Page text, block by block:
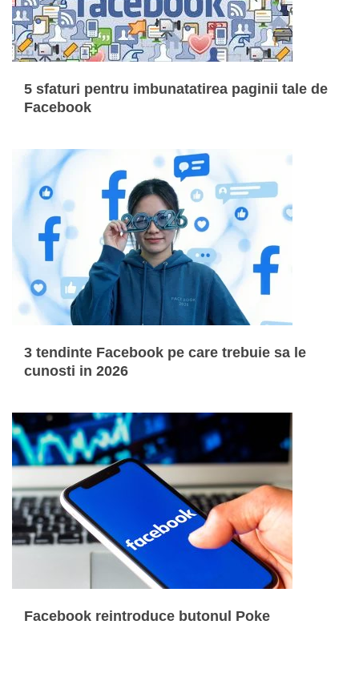
5 sfaturi pentru imbunatatirea paginii tale de
Facebook
3 tendinte Facebook pe care trebuie sa le
cunosti in 2026
Facebook reintroduce butonul Poke